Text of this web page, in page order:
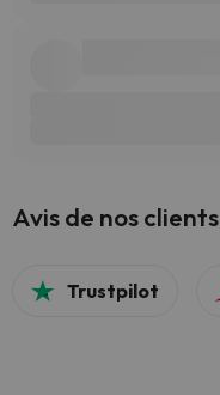
Avis de nos clients
Trustpilot